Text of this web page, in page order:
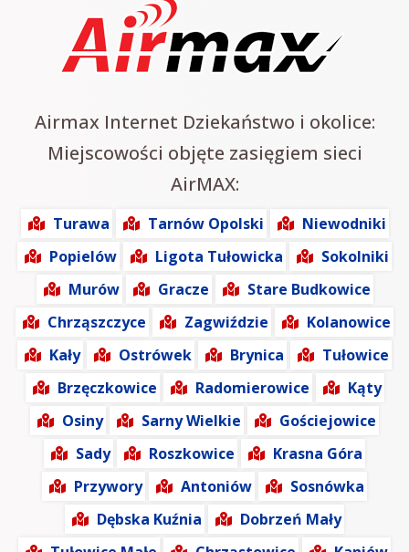
Airmax Internet Dziekaństwo i okolice:
Miejscowości objęte zasięgiem sieci
AirMAX:
Turawa Tarnów Opolski
Niewodniki
Popielów
Ligota Tułowicka
Sokolniki
Murów
Gracze
Stare Budkowice
Chrząszczyce
Zagwiździe
Kolanowice
Kały
Ostrówek Brynica
Tułowice
Brzęczkowice
Radomierowice
Kąty
Osiny
Sarny Wielkie
Gościejowice
Sady
Roszkowice
Krasna Góra
Przywory
Antoniów
Sosnówka
Dębska Kuźnia
Dobrzeń Mały